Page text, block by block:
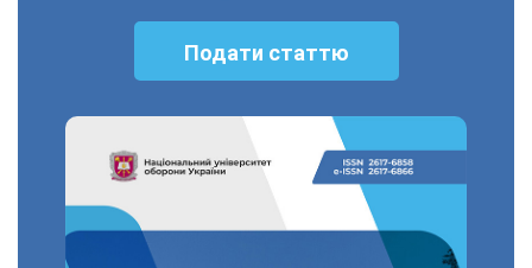
Подати статтю